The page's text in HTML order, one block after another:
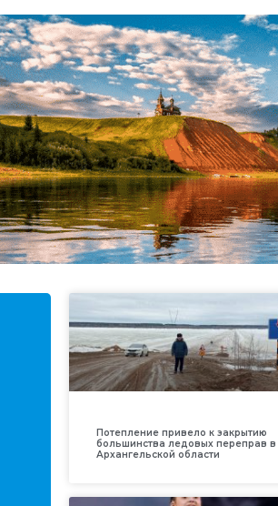
Потепление привело к закрытию
большинства ледовых переправ в
Архангельской области